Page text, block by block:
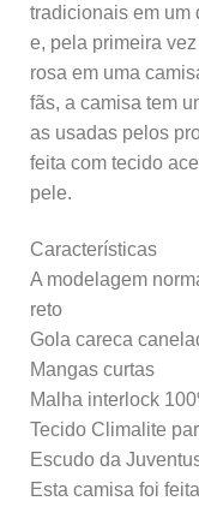
tradicionais em um
e, pela primeira
rosa em uma
fãs, a camisa tem
as usadas pelos
feita com tecido
pele.
Características
A modelagem
reto
Gola careca
Mangas curtas
Malha interlock
Tecido Climalite
Escudo da
Esta camisa foi